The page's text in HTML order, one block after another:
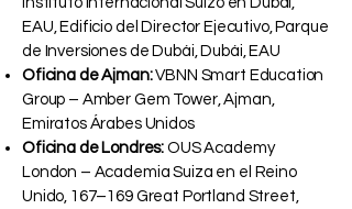
EAU, Edificio del Director Ejecutivo, Parque
de Inversiones de Dubái, Dubái, EAU
Oficina de Ajman:VBNN Smart Education
Group – Amber Gem Tower, Ajman,
Emiratos Árabes Unidos
Oficina de Londres: OUS Academy
London – Academia Suiza en el Reino
Unido, 167–169 Great Portland Street,